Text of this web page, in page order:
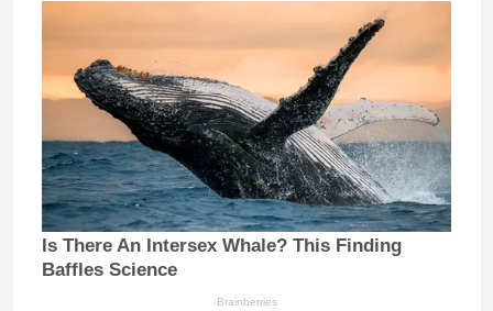
Is There An Intersex Whale? This Finding
Baffles Science
Brainberries